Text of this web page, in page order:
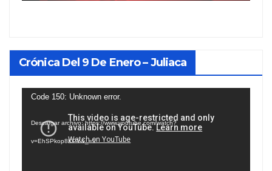
Crónica Del 9 De Enero – Juliaca
Reproductor
vídeo
Code 150: Unknown error.
Descargar archivo: https://www.youtube.com/watch?
v=EhSPkop8KPY&_=1